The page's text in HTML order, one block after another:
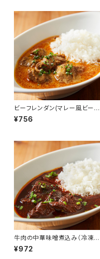
ビーフレンダン(マレー風ビーフ
シチュー)（冷凍真空パック）
¥756
牛肉の中華味噌煮込み（冷凍真
空パック）
¥972